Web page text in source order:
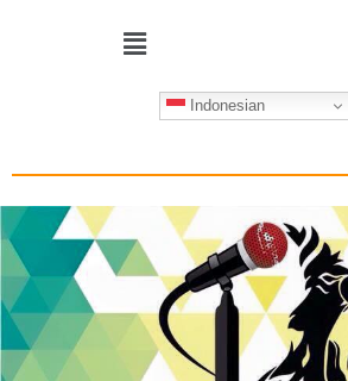
Indonesian